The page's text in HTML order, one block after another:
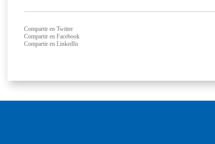
Compartir en Twitter
Compartir en Facebook
Compartir en LinkedIn